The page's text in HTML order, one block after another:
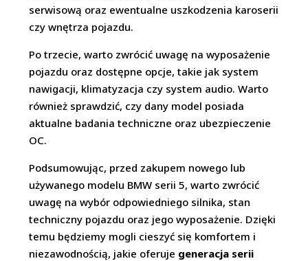
serwisową oraz ewentualne uszkodzenia karoserii
czy wnętrza pojazdu.
Po trzecie, warto zwrócić uwagę na wyposażenie
pojazdu oraz dostępne opcje, takie jak system
nawigacji, klimatyzacja czy system audio. Warto
również sprawdzić, czy dany model posiada
aktualne badania techniczne oraz ubezpieczenie
OC.
Podsumowując, przed zakupem nowego lub
używanego modelu BMW serii 5, warto zwrócić
uwagę na wybór odpowiedniego silnika, stan
techniczny pojazdu oraz jego wyposażenie. Dzięki
temu będziemy mogli cieszyć się komfortem i
niezawodnością, jakie oferuje generacja serii